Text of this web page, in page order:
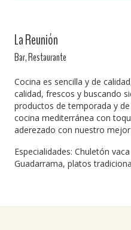
La Reunión
Bar, Restaurante
Cocina es sencilla y de
calidad, frescos y buscando
productos de temporada y
cocina mediterránea con
aderezado con nuestro
Especialidades: Chuletón
Guadarrama, platos